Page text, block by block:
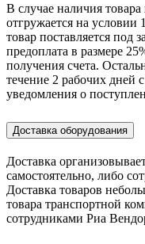
В случае наличия
отгружается на условии
товар поставляется под
предоплата в размере
получения счета.
течение 2 рабочих дней
уведомления о
Доставка оборудования
Доставка
самостоятельно, либо
Доставка товаров
товара транспортной
сотрудниками Риа